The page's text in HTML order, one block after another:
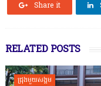
Share it
RELATED POSTS
ជ្រុងមួយសង្គម